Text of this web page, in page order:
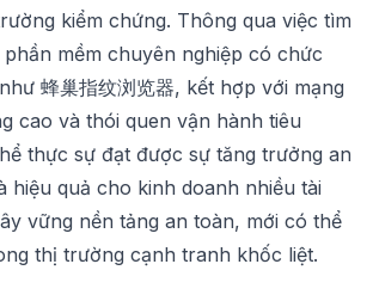
kiểm chứng. Thông qua việc tìm
mềm chuyên nghiệp có chức
蜂巢指纹浏览器, kết hợp với mạng
cao và thói quen vận hành tiêu
thực sự đạt được sự tăng trưởng an
hiệu quả cho kinh doanh nhiều tài
vững nền tảng an toàn, mới có thể
thị trường cạnh tranh khốc liệt.